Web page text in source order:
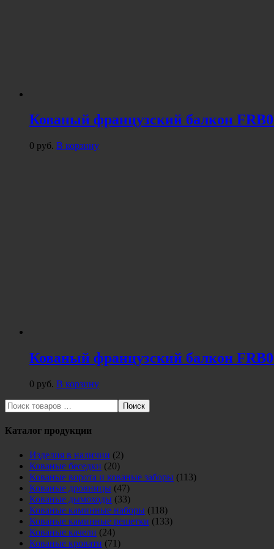
Кованый французский балкон
0 руб. В корзину
Кованый французский балкон
0 руб. В корзину
Поиск
Каталог продукции
Изделия в наличии (2)
Кованые беседки (20)
Кованые ворота и кованые заборы (113)
Кованые дровницы (47)
Кованые дымоходы (33)
Кованые каминные наборы (118)
Кованые каминные решетки (133)
Кованые качели (24)
Кованые кровати (71)